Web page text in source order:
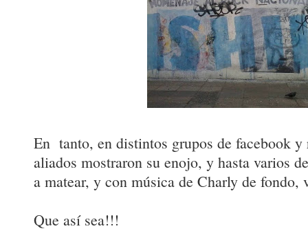
En tanto, en distintos grupos de facebook y
aliados mostraron su enojo, y hasta varios
a matear, y con música de Charly de fondo,
Que así sea!!!